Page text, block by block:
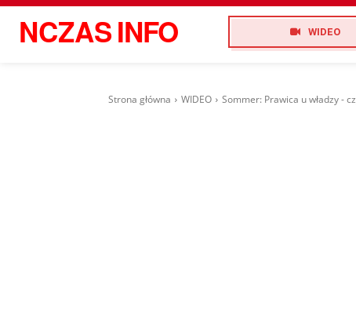
NCZASINFO WIDEO
Strona główna WIDEO Sommer: Prawica u władzy -